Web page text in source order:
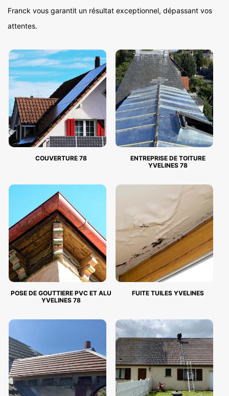
Franck vous garantit un résultat exceptionnel, dépassant vos
attentes.
COUVERTURE 78
ENTREPRISE DE TOITURE
YVELINES 78
POSE DE GOUTTIERE PVC ET ALU
YVELINES 78
FUITE TUILES YVELINES